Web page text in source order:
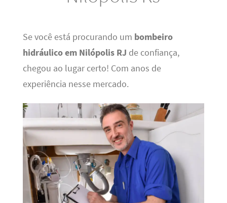
Se você está procurando um bombeiro
hidráulico em Nilópolis RJ de confiança,
chegou ao lugar certo! Com anos de
experiência nesse mercado.